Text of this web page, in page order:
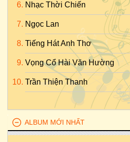
Nhạc Thời Chiến
Ngọc Lan
Tiếng Hát Anh Thơ
Vọng Cổ Hài Văn Hường
Trần Thiện Thanh
ALBUM MỚI NHẤT